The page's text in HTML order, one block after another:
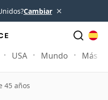
Cambiar ×
USA Mundo Más
45 años